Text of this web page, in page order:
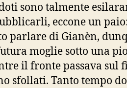
sono talmente
eccone un
parlare di Gianèn,
moglie sotto una
il fronte passava sul
sfollati. Tanto tempo